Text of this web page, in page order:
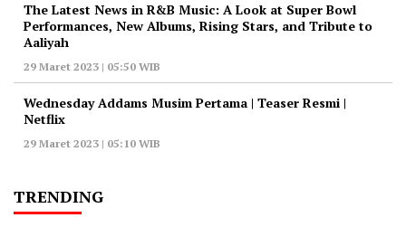
The Latest News in R&B Music: A Look at Super Bowl
Performances, New Albums, Rising Stars, and Tribute to
Aaliyah
29 Maret 2023 | 05:50 WIB
Wednesday Addams Musim Pertama | Teaser Resmi |
Netflix
29 Maret 2023 | 05:10 WIB
TRENDING